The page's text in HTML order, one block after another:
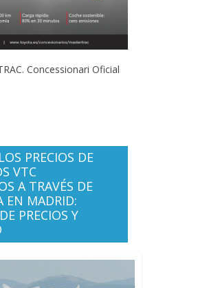
Concessionari Oficial
PRECIOS DE
VTC
A TRAVÉS DE
EN MADRID:
PRECIOS Y